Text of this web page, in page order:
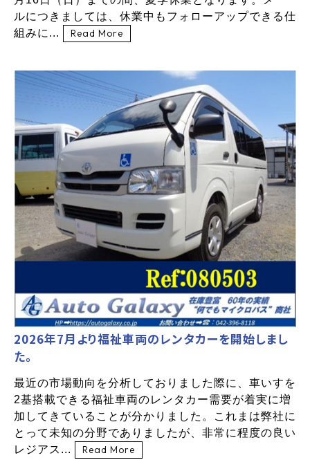
ルにつきましては、休業中もフォローアップできる仕
組みに...
Read More
2026年7月より福祉車両のレンタカーを開始しまし
た。
最近の市場動向を分析しておりました際に、車いすを
2基搭載できる福祉車両のレンタカー需要が着実に増
加してきていることが分かりました。これまは弊社に
とって未知の分野でありましたが、非常に程度の良い
レジアス...
Read More